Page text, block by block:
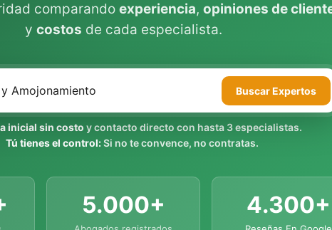
comparando experiencia, opiniones de
y costos de cada especialista.
BuscarExpertos
inicial sin costo y contacto directo con hasta 3 especialistas.
Tú tienes el control:Si no te convence, no contratas.
5.000+ 4.300+